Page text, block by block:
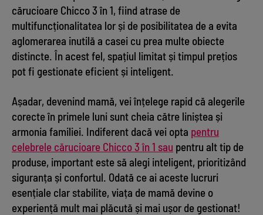
cărucioare Chicco 3 în 1, fiind atrase de
multifuncționalitatea lor și de posibilitatea de a evita
aglomerarea inutilă a casei cu prea multe obiecte
distincte. În acest fel, spațiul limitat și timpul prețios
pot fi gestionate eficient și inteligent.
Așadar, devenind mamă, vei înțelege rapid că alegerile
corecte în primele luni sunt cheia către liniștea și
armonia familiei. Indiferent dacă vei opta pentru
celebrele cărucioare Chicco 3 în 1 sau pentru alt tip de
produse, important este să alegi inteligent, prioritizând
siguranța și confortul. Odată ce ai aceste lucruri
esențiale clar stabilite, viața de mamă devine o
experiență mult mai plăcută și mai ușor de gestionat!